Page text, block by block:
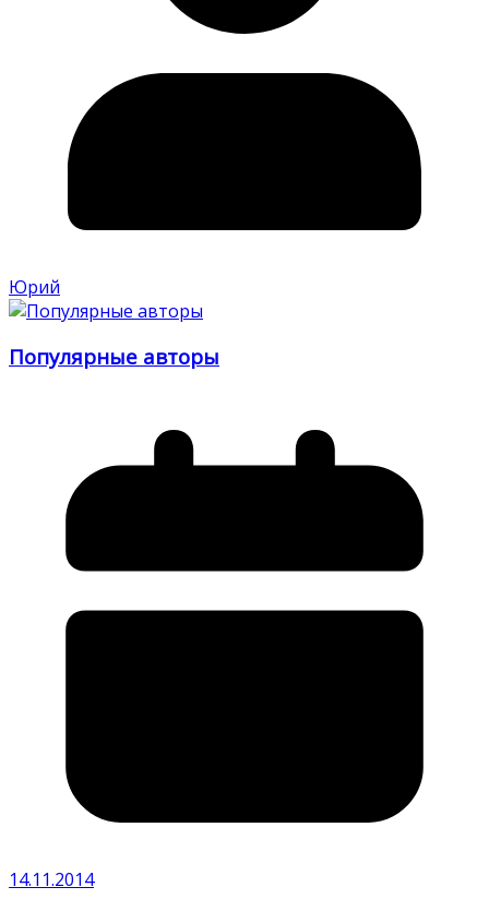
Юрий
Популярные авторы
14.11.2014